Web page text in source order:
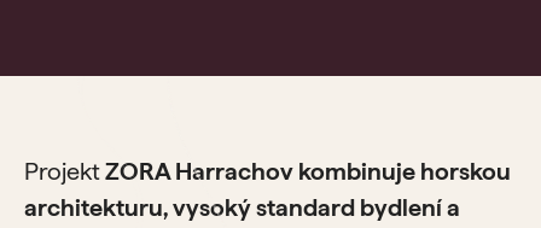
ProjektZORA Harrachov kombinuje horskou
architekturu, vysoký standard bydlení a